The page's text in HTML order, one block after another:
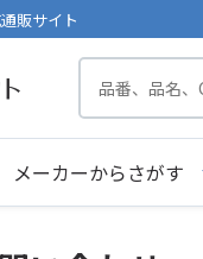
販サイト
メーカーからさがす